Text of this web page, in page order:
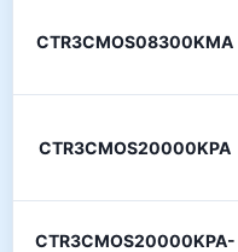
CTR3CMOS08300KMA
CTR3CMOS20000KPA
CTR3CMOS20000KPA-